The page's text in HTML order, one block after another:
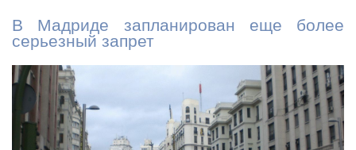
В Мадриде запланирован еще более
серьезный запрет